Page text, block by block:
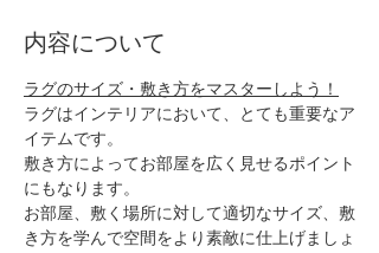
内容について
ラグのサイズ・敷き方をマスターしよう！
ラグはインテリアにおいて、とても重要なア
イテムです。
敷き方によってお部屋を広く見せるポイント
にもなります。
お部屋、敷く場所に対して適切なサイズ、敷
き方を学んで空間をより素敵に仕上げましょ